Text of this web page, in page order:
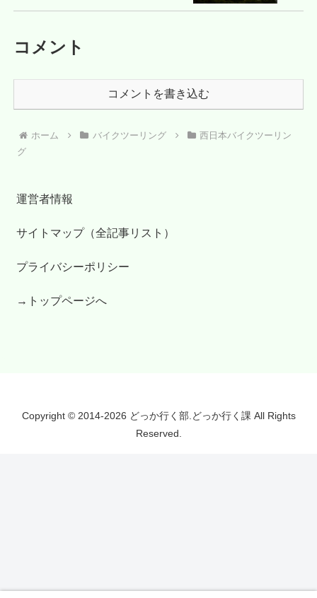
コメント
コメントを書き込む
ホーム バイクツーリング
西日本バイクツーリン
グ
運営者情報
サイトマップ（全記事リスト）
プライバシーポリシー
→トップページへ
Copyright © 2014-2026 どっか行く部.どっか行く課 All Rights
Reserved.